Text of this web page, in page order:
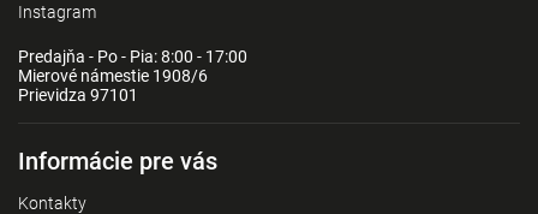
Instagram
Predajňa - Po - Pia: 8:00 - 17:00
Mierové námestie 1908/6
Prievidza 97101
Informácie pre vás
Kontakty